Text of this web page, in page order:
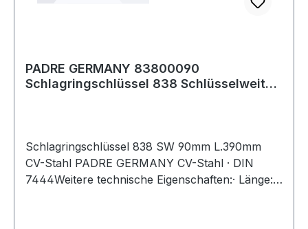
PADRE GERMANY 83800090
Schlagringschlüssel 838 Schlüsselweite
Schlagringschlüssel 838 SW 90mm L.390mm
CV-Stahl PADRE GERMANY CV-Stahl · DIN
7444Weitere technische Eigenschaften:· Länge: